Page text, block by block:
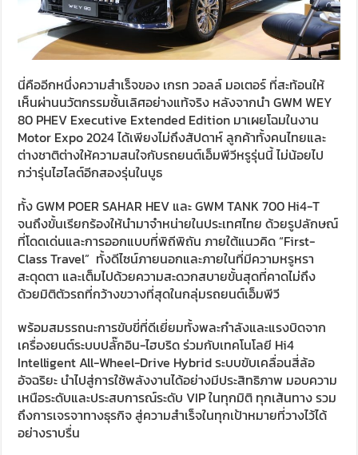
นี่คืออีกหนึ่งความสำเร็จของ เกรท วอลล์ มอเตอร์ ที่สะท้อนให้
เห็นผ่านนวัตกรรมชั้นเลิศอย่างแท้จริง หลังจากนำ GWM WEY
80 PHEV Executive Extended Edition มาเผยโฉมในงาน
Motor Expo 2024 ได้เพียงไม่ถึงสัปดาห์ ลูกค้าทั้งคนไทยและ
ต่างชาติต่างให้ความสนใจกับรถยนต์เอ็มพีวีหรูรุ่นนี้ ไม่น้อยไป
กว่ารุ่นไฮไลต์อีกสองรุ่นในบูธ
ทั้ง GWM POER SAHAR HEV และ GWM TANK 700 Hi4-T
จนถึงขั้นเรียกร้องให้นำมาจำหน่ายในประเทศไทย ด้วยรูปลักษณ์
ที่โดดเด่นและการออกแบบที่พิถีพิถัน ภายใต้แนวคิด “First-
Class Travel” ทั้งดีไซน์ภายนอกและภายในที่มีความหรูหรา
สะดุดตา และเต็มไปด้วยความสะดวกสบายขั้นสุดที่คาดไม่ถึง
ด้วยมิติตัวรถที่กว้างขวางที่สุดในกลุ่มรถยนต์เอ็มพีวี
พร้อมสมรรถนะการขับขี่ที่ดีเยี่ยมทั้งพละกำลังและแรงบิดจาก
เครื่องยนต์ระบบปลั๊กอิน-ไฮบริด ร่วมกับเทคโนโลยี Hi4
Intelligent All-Wheel-Drive Hybrid ระบบขับเคลื่อนสี่ล้อ
อัจฉริยะ นำไปสู่การใช้พลังงานได้อย่างมีประสิทธิภาพ มอบความ
เหนือระดับและประสบการณ์ระดับ VIP ในทุกมิติ ทุกเส้นทาง รวม
ถึงการเจรจาทางธุรกิจ สู่ความสำเร็จในทุกเป้าหมายที่วางไว้ได้
อย่างราบรื่น